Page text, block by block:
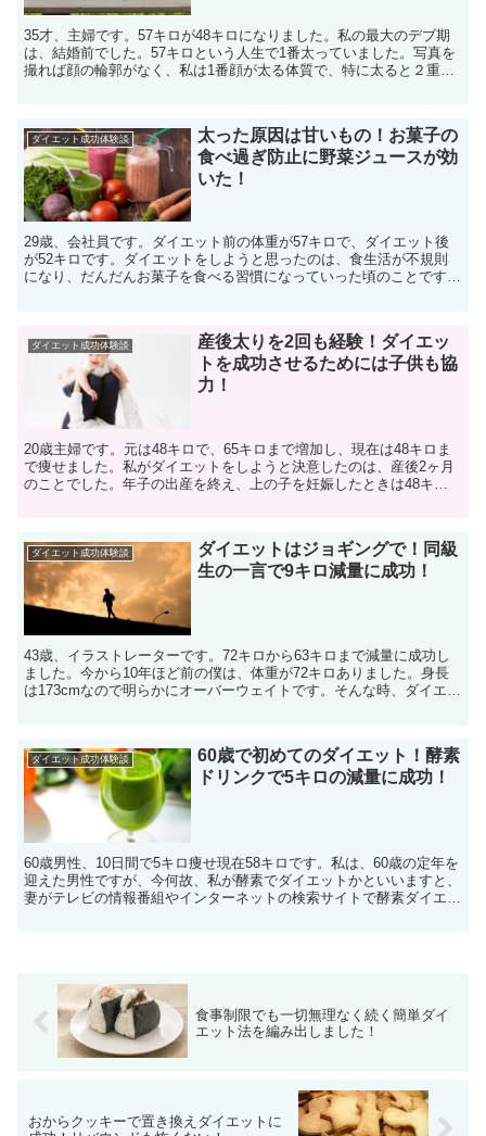
35才、主婦です。57キロが48キロになりました。私の最大のデブ期
は、結婚前でした。57キロという人生で1番太っていました。写真を
撮れば顔の輪郭がなく、私は1番顔が太る体質で、特に太ると２重あ
ダイエット成功体験談
太った原因は甘いもの！お菓子の
食べ過ぎ防止に野菜ジュースが効
いた！
29歳、会社員です。ダイエット前の体重が57キロで、ダイエット後
が52キロです。ダイエットをしようと思ったのは、食生活が不規則
になり、だんだんお菓子を食べる習慣になっていった頃のことです。
ダイエット成功体験談
産後太りを2回も経験！ダイエッ
トを成功させるためには子供も協
力！
20歳主婦です。元は48キロで、65キロまで増加し、現在は48キロま
で痩せました。私がダイエットをしようと決意したのは、産後2ヶ月
のことでした。年子の出産を終え、上の子を妊娠したときは48キロ
ダイエット成功体験談
ダイエットはジョギングで！同級
生の一言で9キロ減量に成功！
43歳、イラストレーターです。72キロから63キロまで減量に成功し
ました。今から10年ほど前の僕は、体重が72キロありました。身長
は173cmなので明らかにオーバーウェイトです。そんな時、ダイエッ
ダイエット成功体験談
60歳で初めてのダイエット！酵素
ドリンクで5キロの減量に成功！
60歳男性、10日間で5キロ痩せ現在58キロです。私は、60歳の定年を
迎えた男性ですが、今何故、私が酵素でダイエットかといいますと、
妻がテレビの情報番組やインターネットの検索サイトで酵素ダイエッ
食事制限でも一切無理なく続く簡単ダイ
エット法を編み出しました！
おからクッキーで置き換えダイエットに